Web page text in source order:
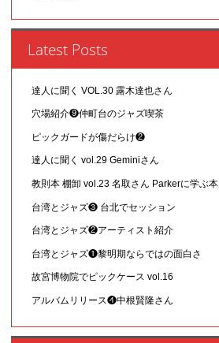
Latest Posts
達人に聞く VOL.30 露木達也さん
穴場紹介❾仲町台のジャズ喫茶
ピックガードが傷だらけ❷
達人に聞く vol.29 Geminiさん
教則本 棚卸 vol.23 名取さん Parkerに学ぶ本
台湾とジャズ❸ 台北でセッション
台湾とジャズ❷アーティスト紹介
台湾とジャズ❶黎明期ならではの面白さ
故宮博物院でピックケース vol.16
アルバムリリース❹中根賢隆さん